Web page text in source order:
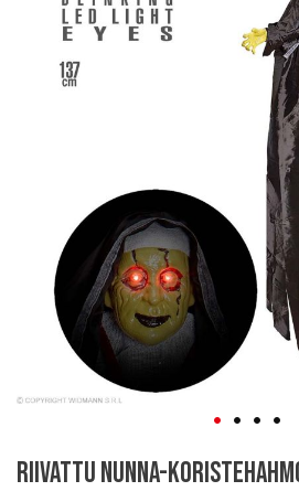
to
Riivattu nunna-